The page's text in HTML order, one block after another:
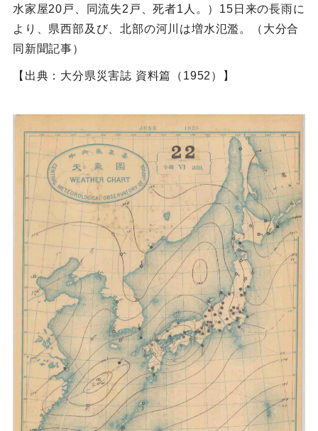
水家屋20戸、同流失2戸、死者1人。）15日来の長雨に
より、県西部及び、北部の河川は増水氾濫。（大分合
同新聞記事）
【出典：大分県災害誌 資料篇（1952）】